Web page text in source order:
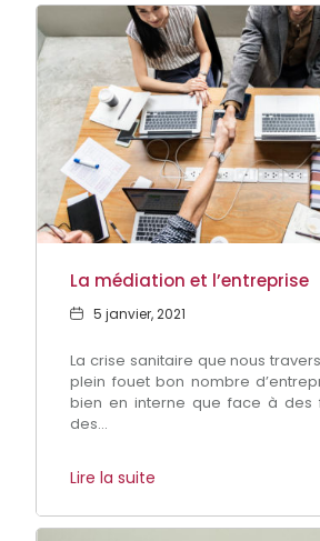
La médiation et l’entreprise
Date5 janvier, 2021
La crise sanitaire que nous
plein fouet bon nombre
bien en interne que face à des
des...
Lire la suite